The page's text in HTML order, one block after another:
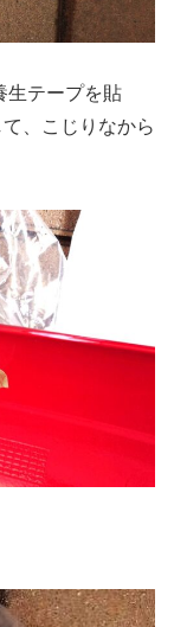
生テープを貼
、こじりなから